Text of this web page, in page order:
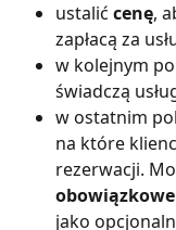
ustalić cenę,
zapłacą za
w kolejnym
świadczą
w ostatnim
na które
rezerwacji.
jako